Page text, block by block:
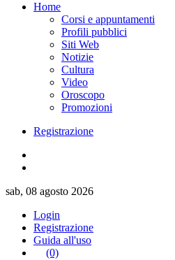
Home
Corsi e appuntamenti
Profili pubblici
Siti Web
Notizie
Cultura
Video
Oroscopo
Promozioni
Registrazione
sab, 08 agosto 2026
Login
Registrazione
Guida all'uso
(0)